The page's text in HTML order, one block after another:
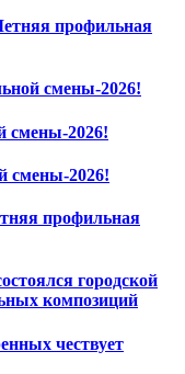
профильная
смены-2026!
смены-2026!
смены-2026!
профильная
городской
композиций
чествует